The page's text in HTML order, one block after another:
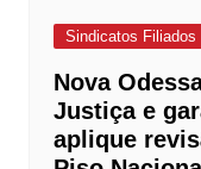
Sindicatos Filiados
Nova
Justiça e
aplique